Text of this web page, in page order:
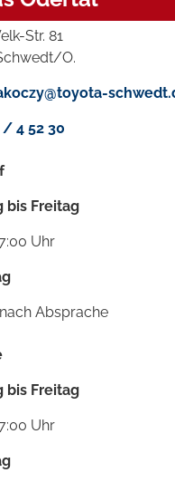
Str. 81
O.
/ 4 52 30
bis Freitag
Uhr
Absprache
bis Freitag
Uhr